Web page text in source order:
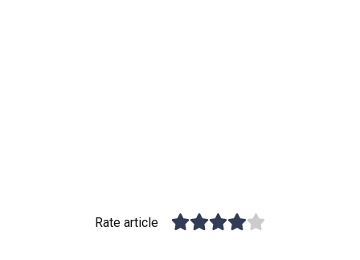
Rate article